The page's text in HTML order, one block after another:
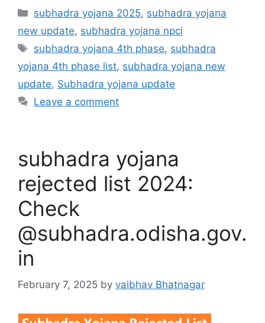
Categories
subhadra yojana 2025, subhadra yojana
new update, subhadra yojana npci
Tags
subhadra yojana 4th phase, subhadra
yojana 4th phase list, subhadra yojana new
update, Subhadra yojana update
Leave a comment
subhadra yojana
rejected list 2024:
Check
@subhadra.odisha.gov.
in
February 7, 2025 by vaibhav Bhatnagar